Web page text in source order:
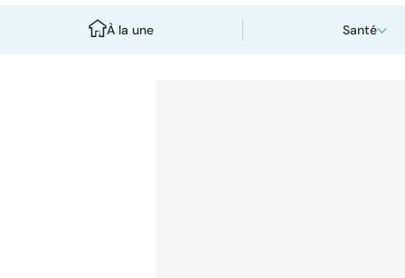
À la une Santé